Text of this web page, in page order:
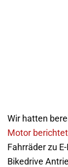
Wir hatten
Motor berichtet
Fahrräder zu
Bikedrive